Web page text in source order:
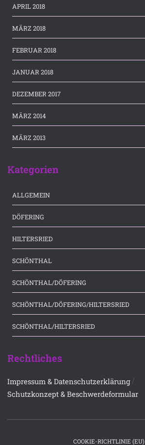
APRIL 2018
MÄRZ 2018
FEBRUAR 2018
JANUAR 2018
DEZEMBER 2017
MÄRZ 2014
MÄRZ 2013
Kategorien
ALLGEMEIN
DÖFERING
HILTERSRIED
SCHÖNTHAL
SCHÖNTHAL/DÖFERING
SCHÖNTHAL/DÖFERING/HILTERSRIED
SCHÖNTHAL/HILTERSRIED
Rechtliches
Impressum & Datenschutzerklärung/
Schutzkonzept & Beschwerdeformular
COOKIE-RICHTLINIE (EU)